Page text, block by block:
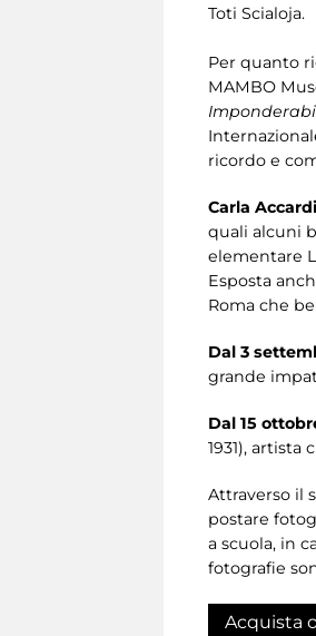
Toti Scialoja.
Per quanto
MAMBO
ricordo e
Carla Accardi
quali alcuni
elementare
Esposta
Roma che
Dal 3
grande
Dal 15
1931),
Attraverso il
postare
a scuola, in
fotografie
Acquista